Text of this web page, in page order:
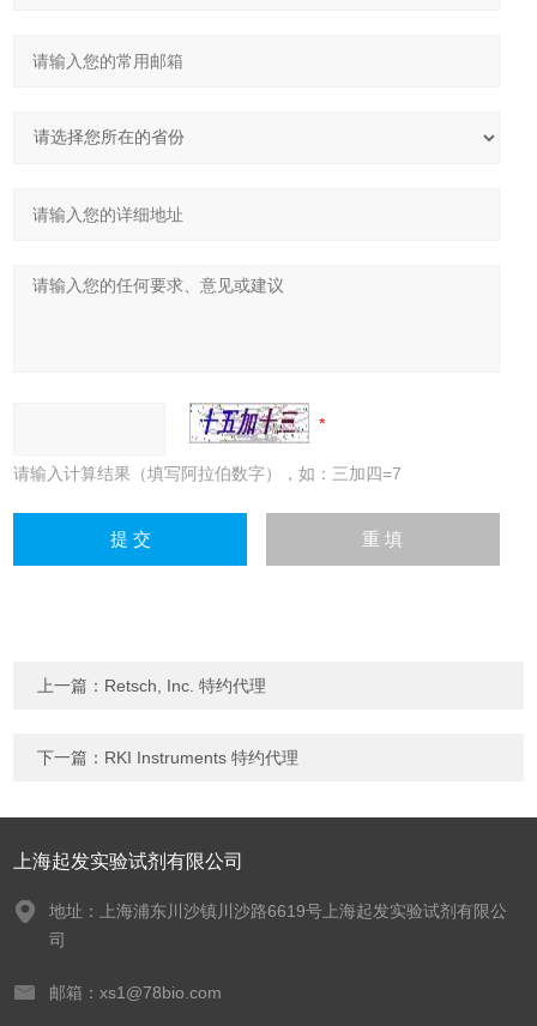
请输入计算结果（填写阿拉伯数字），如：三加四=7
上一篇： Retsch, Inc. 特约代理
下一篇： RKI Instruments 特约代理
上海起发实验试剂有限公司
地址：上海浦东川沙镇川沙路6619号上海起发实验试剂有限公
司
邮箱：xs1@78bio.com